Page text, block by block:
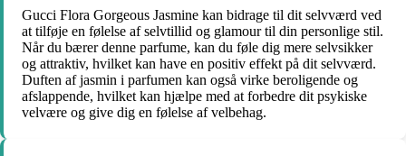
Gucci Flora Gorgeous Jasmine kan bidrage til dit selvværd ved
at tilføje en følelse af selvtillid og glamour til din personlige stil.
Når du bærer denne parfume, kan du føle dig mere selvsikker
og attraktiv, hvilket kan have en positiv effekt på dit selvværd.
Duften af jasmin i parfumen kan også virke beroligende og
afslappende, hvilket kan hjælpe med at forbedre dit psykiske
velvære og give dig en følelse af velbehag.